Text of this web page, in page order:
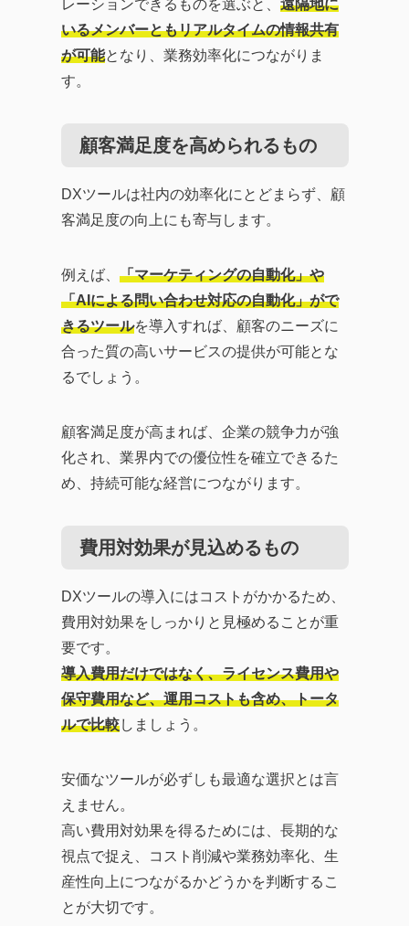
レーションできるものを選ぶと、 遠隔地に
いるメンバーともリアルタイムの情報共有
が可能となり、業務効率化につながりま
す。
顧客満足度を高められるもの
DXツールは社内の効率化にとどまらず、顧
客満足度の向上にも寄与します。
例えば、 「マーケティングの自動化」や
「AIによる問い合わせ対応の自動化」がで
きるツールを導入すれば、顧客のニーズに
合った質の高いサービスの提供が可能とな
るでしょう。
顧客満足度が高まれば、企業の競争力が強
化され、業界内での優位性を確立できるた
め、持続可能な経営につながります。
費用対効果が見込めるもの
DXツールの導入にはコストがかかるため、
費用対効果をしっかりと見極めることが重
要です。
導入費用だけではなく、ライセンス費用や
保守費用など、運用コストも含め、トータ
ルで比較しましょう。
安価なツールが必ずしも最適な選択とは言
えません。
高い費用対効果を得るためには、長期的な
視点で捉え、コスト削減や業務効率化、生
産性向上につながるかどうかを判断するこ
とが大切です。